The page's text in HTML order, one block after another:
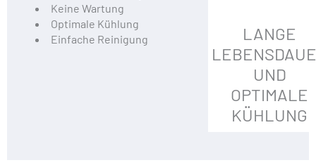
Keine Wartung
Optimale Kühlung
Einfache Reinigung
LANGE
UND
OPTIMALE
KÜHLUNG